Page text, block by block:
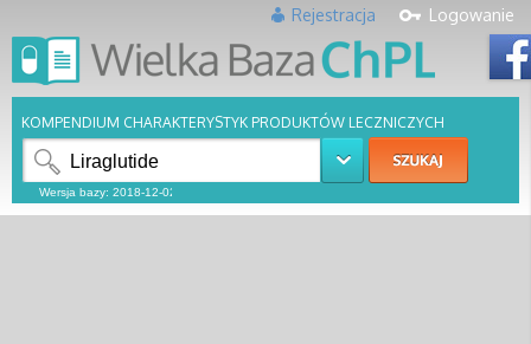
Logowanie
Rejestracja
KOMPENDIUM CHARAKTERYSTYK PRODUKTÓW LECZNICZYCH